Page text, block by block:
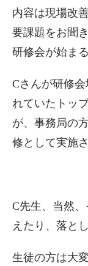
内容は現場改
要課題をお聞
研修会が始ま
Cさんが研修
れていたトッ
が、事務局の
修として実施
C先生、当然
えたり、落と
生徒の方は大